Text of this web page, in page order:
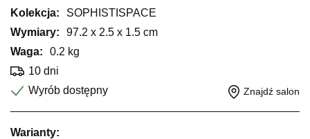
Kolekcja:
SOPHISTISPACE
Wymiary:
97.2 x 2.5 x 1.5 cm
Waga:
0.2 kg
10 dni
Wyrób dostępny
Znajdź salon
Warianty: